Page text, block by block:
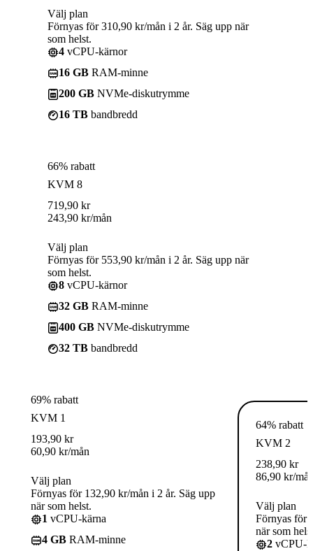
Välj plan
Förnyas för 310,90 kr/mån i 2 år. Säg upp när
som helst.
4 vCPU-kärnor
16 GB RAM-minne
200 GB NVMe-diskutrymme
16 TB bandbredd
66% rabatt
KVM 8
719,90 kr
243,90 kr/mån
Välj plan
Förnyas för 553,90 kr/mån i 2 år. Säg upp när
som helst.
8 vCPU-kärnor
32 GB RAM-minne
400 GB NVMe-diskutrymme
32 TB bandbredd
69% rabatt
KVM 1
193,90 kr
60,90 kr/mån
Välj plan
Förnyas för 132,90 kr/mån i 2 år. Säg upp
när som helst.
1 vCPU-kärna
4 GB RAM-minne
64% rabatt
KVM 2
238,90 kr
86,90 kr/
Välj plan
Förnyas för
när som
2 vCPU-